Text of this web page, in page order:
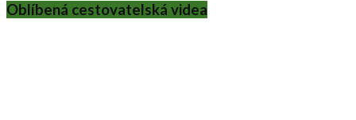
Oblíbená cestovatelská videa